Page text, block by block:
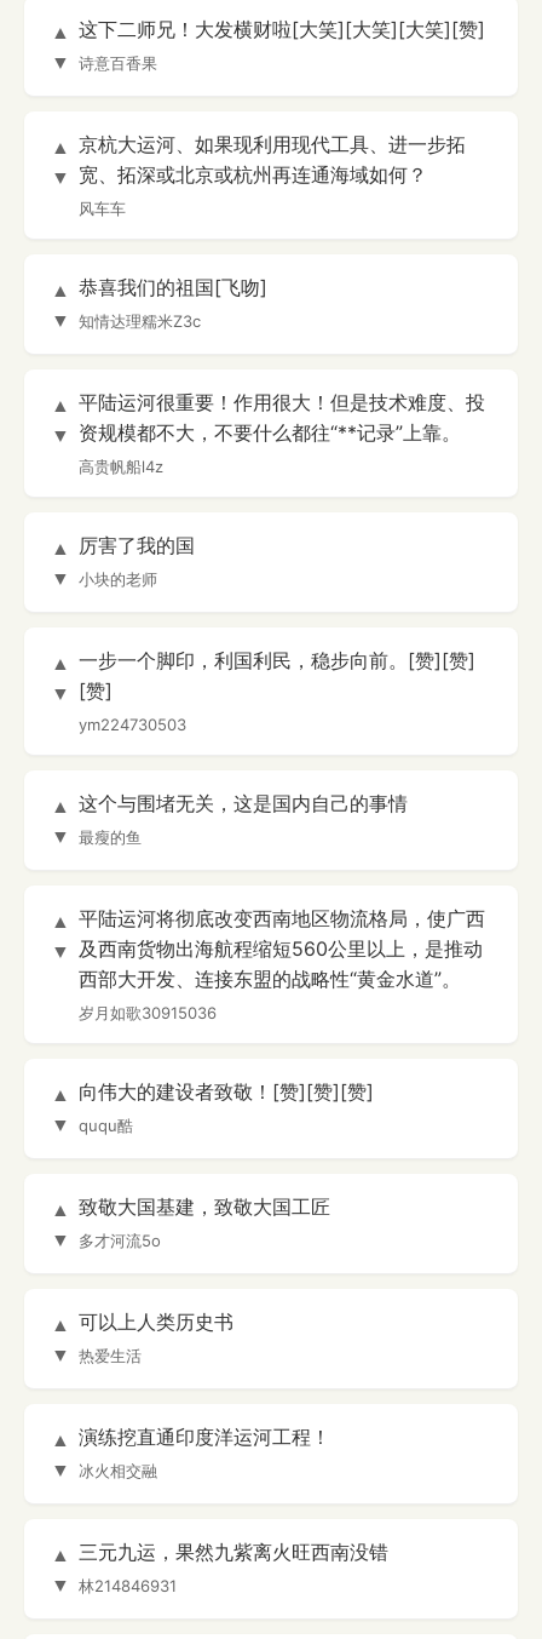
▲
▼
这下二师兄！大发横财啦[大笑][大笑][大笑][赞]
诗意百香果
▲
▼
京杭大运河、如果现利用现代工具、进一步拓
宽、拓深或北京或杭州再连通海域如何？
风车车
▲
▼
恭喜我们的祖国[飞吻]
知情达理糯米Z3c
▲
▼
平陆运河很重要！作用很大！但是技术难度、投
资规模都不大，不要什么都往“**记录”上靠。
高贵帆船l4z
▲
▼
厉害了我的国
小块的老师
▲
▼
一步一个脚印，利国利民，稳步向前。[赞][赞]
[赞]
ym224730503
▲
▼
这个与围堵无关，这是国内自己的事情
最瘦的鱼
▲
▼
平陆运河将彻底改变西南地区物流格局，使广西
及西南货物出海航程缩短560公里以上，是推动
西部大开发、连接东盟的战略性“黄金水道”。
岁月如歌30915036
▲
▼
向伟大的建设者致敬！[赞][赞][赞]
ququ酷
▲
▼
致敬大国基建，致敬大国工匠
多才河流5o
▲
▼
可以上人类历史书
热爱生活
▲
▼
演练挖直通印度洋运河工程！
冰火相交融
▲
▼
三元九运，果然九紫离火旺西南没错
林214846931